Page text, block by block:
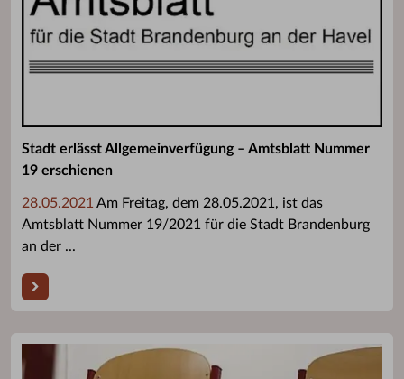
Stadt erlässt Allgemeinverfügung – Amtsblatt Nummer
19 erschienen
28.05.2021 Am Freitag, dem 28.05.2021, ist das
Amtsblatt Nummer 19/2021 für die Stadt Brandenburg
an der ...